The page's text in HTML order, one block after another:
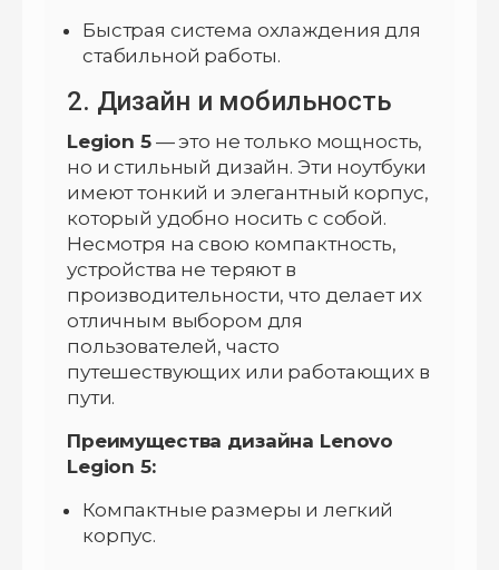
Быстрая система охлаждения для
стабильной работы.
2. Дизайн и мобильность
Legion 5— это не только мощность,
но и стильный дизайн. Эти ноутбуки
имеют тонкий и элегантный корпус,
который удобно носить с собой.
Несмотря на свою компактность,
устройства не теряют в
производительности, что делает их
отличным выбором для
пользователей, часто
путешествующих или работающих в
пути.
Преимущества дизайна Lenovo
Legion 5:
Компактные размеры и легкий
корпус.